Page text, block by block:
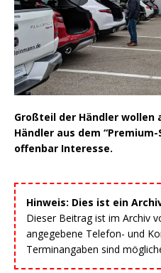
Großteil der Händler wollen
Händler aus dem
offenbar Interesse.
Hinweis: Dies ist ein
Dieser Beitrag ist im Archiv
angegebene Telefon- und
Terminangaben sind